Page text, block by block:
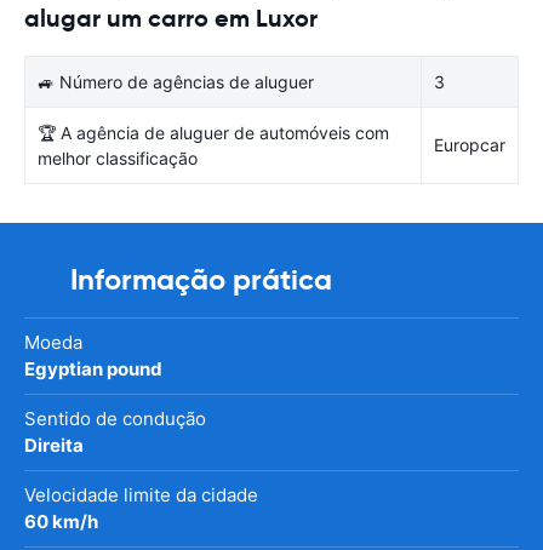
alugar um carro em Luxor
🚙 Número de agências de aluguer 3
🏆 A agência de aluguer de automóveis com
melhor classificação
Europcar
Informação prática
Moeda
Egyptian pound
Sentido de condução
Direita
Velocidade limite da cidade
60 km/h